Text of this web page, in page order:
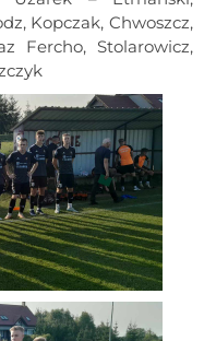
Kopczak, Chwoszcz,
Fercho, Stolarowicz,